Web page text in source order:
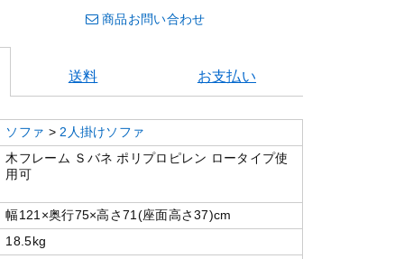
商品お問い合わせ
送料 お支払い
ソファ >2人掛けソファ
木フレーム Ｓバネ ポリプロピレン ロータイプ使
用可
幅121×奥行75×高さ71(座面高さ37)cm
18.5kg